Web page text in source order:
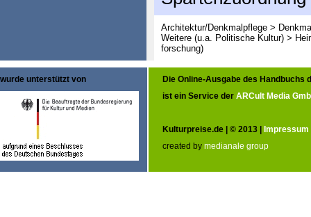
Architektur/Denkmalpflege >
Weitere (u.a. Politische Kultur) >
forschung)
wurde unterstützt von
Die Online-Ausgabe des Handbuchs
ist ein Service der ARCult Media
Kulturpreise.de | © 2013 | Impressum
created by medianale group